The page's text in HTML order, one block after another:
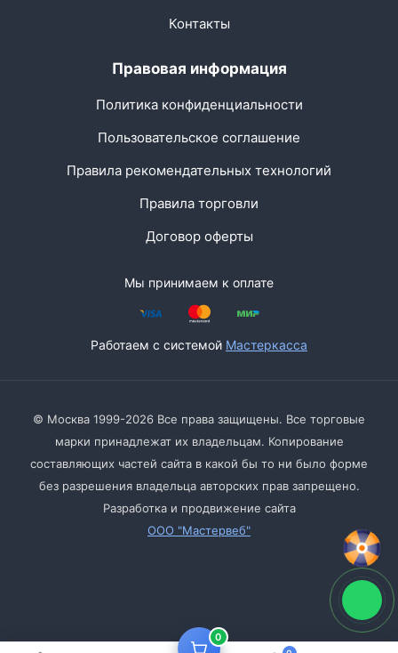
0
Контакты
Правовая информация
Политика конфиденциальности
Пользовательское соглашение
Правила рекомендательных технологий
Правила торговли
Договор оферты
Мы принимаем к оплате
Работаем с системой Мастеркасса
© Москва 1999-2026 Все права защищены. Все торговые
марки принадлежат их владельцам. Копирование
составляющих частей сайта в какой бы то ни было форме
без разрешения владельца авторских прав запрещено.
Разработка и продвижение сайта
ООО "Мастервеб"